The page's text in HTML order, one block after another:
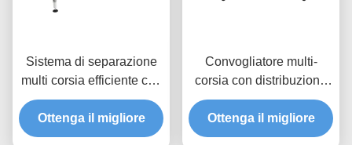
Sistema di separazione
multi corsia efficiente con
appoggi pneumatici e
sensori anti-interferenza
per una manipolazione
Ottenga il migliore
Convogliatore multi-
corsia con distribuzione
dinamica servoassistita e
conteggio programmabile
per linee di
Ottenga il migliore